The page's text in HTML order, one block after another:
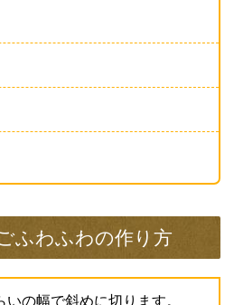
ふわふわの作り方
の幅で斜めに切ります。